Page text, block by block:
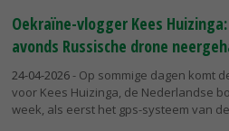
Oekraïne-vlogger Kees Huizinga:
avonds Russische drone
24-04-2026- Op sommige dagen komt
voor Kees Huizinga, de Nederlandse
week, als eerst het gps-systeem van